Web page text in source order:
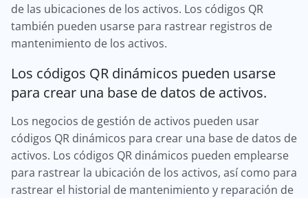
de las ubicaciones de los activos. Los códigos QR
también pueden usarse para rastrear registros de
mantenimiento de los activos.
Los códigos QR dinámicos pueden usarse
para crear una base de datos de activos.
Los negocios de gestión de activos pueden usar
códigos QR dinámicos para crear una base de datos de
activos. Los códigos QR dinámicos pueden emplearse
para rastrear la ubicación de los activos, así como para
rastrear el historial de mantenimiento y reparación de